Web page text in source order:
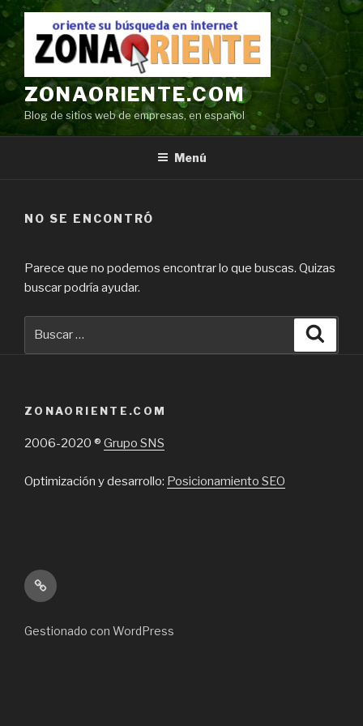
Ir
contenido
ZONAORIENTE.COM
Blog de sitios web de empresas, en español
Menú
NO SE ENCONTRÓ
Parece que no podemos encontrar lo que buscas. Quizas
buscar podría ayudar.
ZONAORIENTE.COM
2006-2020 ® Grupo SNS
Optimización y desarrollo: Posicionamiento SEO
Inicio
Gestionado con WordPress